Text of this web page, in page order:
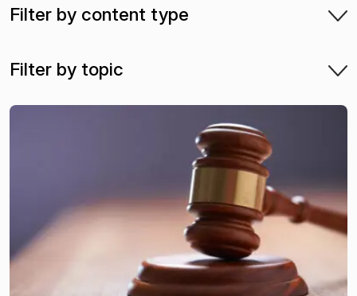
Sanctions et listes de surveillance
Presse négative
L’état de la criminalité financière en 2025
Filter by content type
Filter by topic